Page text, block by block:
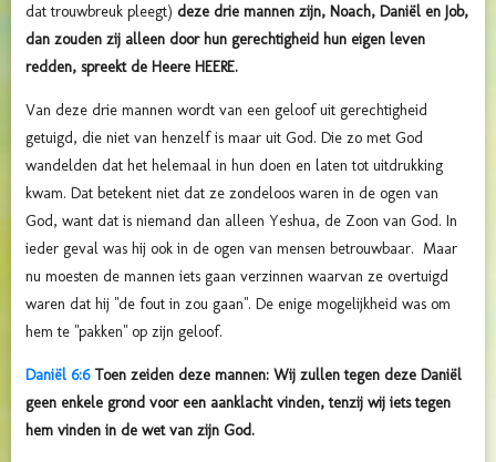
dat trouwbreuk pleegt) deze drie mannen zijn, Noach, Daniël en Job,
dan zouden zij alleen door hun gerechtigheid hun eigen leven
redden, spreekt de Heere HEERE.
Van deze drie mannen wordt van een geloof uit gerechtigheid
getuigd, die niet van henzelf is maar uit God. Die zo met God
wandelden dat het helemaal in hun doen en laten tot uitdrukking
kwam. Dat betekent niet dat ze zondeloos waren in de ogen van
God, want dat is niemand dan alleen Yeshua, de Zoon van God. In
ieder geval was hij ook in de ogen van mensen betrouwbaar. Maar
nu moesten de mannen iets gaan verzinnen waarvan ze overtuigd
waren dat hij "de fout in zou gaan". De enige mogelijkheid was om
hem te "pakken" op zijn geloof.
Daniël 6:6Toen zeiden deze mannen: Wij zullen tegen deze Daniël
geen enkele grond voor een aanklacht vinden, tenzij wij iets tegen
hem vinden in de wet van zijn God.